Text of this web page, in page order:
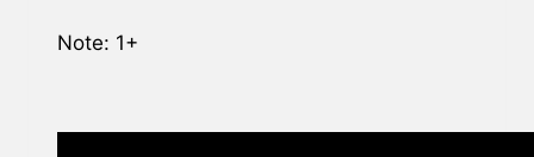
Note: 1+